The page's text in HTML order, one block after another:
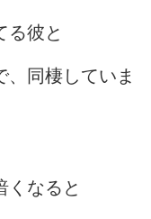
る彼と
、同棲していま
くなると